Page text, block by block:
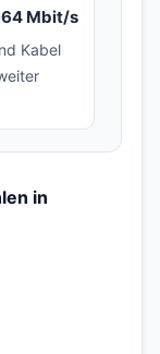
64 Mbit/s
Kabel
in